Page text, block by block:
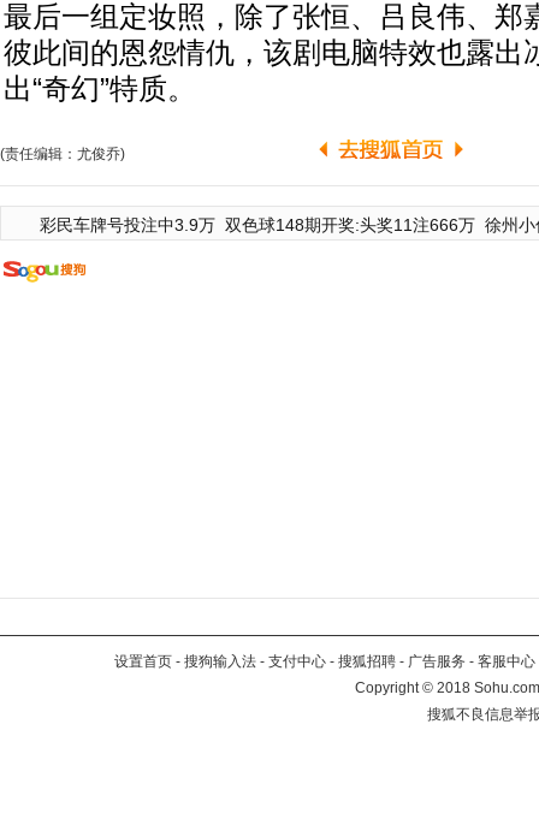
最后一组定妆照，除了张恒、吕良伟、郑
彼此间的恩怨情仇，该剧电脑特效也露出
出“奇幻”特质。
(责任编辑：尤俊乔)
彩民车牌号投注中3.9万 双色球148期开奖:头奖11注666万 徐州
设置首页 - 搜狗输入法 - 支付中心 - 搜狐招聘 - 广告服务 - 客服中心
Copyright©2018
搜狐不良信息举